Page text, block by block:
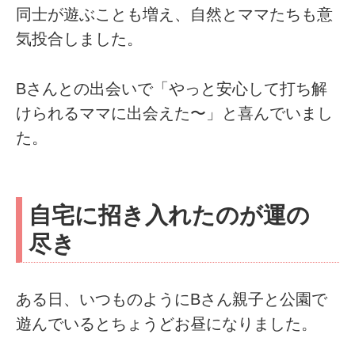
同士が遊ぶことも増え、自然とママたちも意
気投合しました。
Bさんとの出会いで「やっと安心して打ち解
けられるママに出会えた〜」と喜んでいまし
た。
自宅に招き入れたのが運の
尽き
ある日、いつものようにBさん親子と公園で
遊んでいるとちょうどお昼になりました。